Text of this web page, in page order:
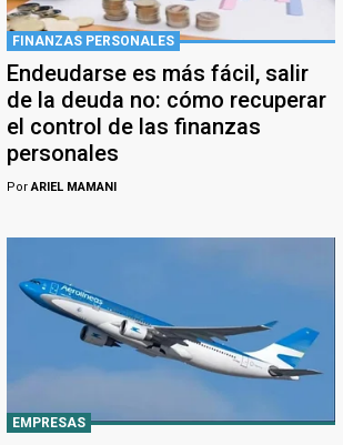
FINANZAS PERSONALES
Endeudarse es más fácil, salir
de la deuda no: cómo recuperar
el control de las finanzas
personales
PorARIEL MAMANI
EMPRESAS